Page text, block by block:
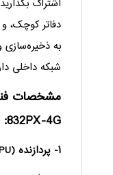
اشتراک
دفاتر کوچک،
به
شبکه داخلی
832PX-4G:
۱- پردازنده (CPU):